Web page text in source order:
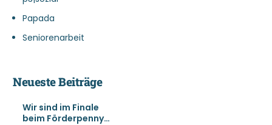
Papada
Seniorenarbeit
Neueste Beiträge
Wir sind im Finale
beim Förderpenny